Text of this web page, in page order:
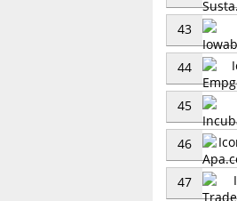
43
44
45
46
47